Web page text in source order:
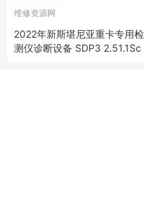
维修资源网
2022年新斯堪尼亚重卡专用检
测仪诊断设备 SDP3 2.51.1Sc